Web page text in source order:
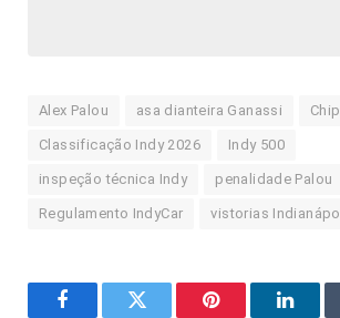
Alex Palou asa dianteira Ganassi
Classificação Indy 2026 Indy 500
inspeção técnica Indy penalidade Palou
Regulamento IndyCar vistorias